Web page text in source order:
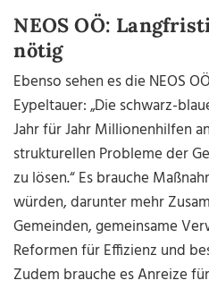
NEOS OÖ:
nötig
Ebenso sehen es die NEOS
Eypeltauer: „Die schwarz-
Jahr für Jahr Millionenhilfen
strukturellen Probleme der
zu lösen.“ Es brauche
würden, darunter mehr
Gemeinden, gemeinsame
Reformen für Effizienz und
Zudem brauche es Anreize